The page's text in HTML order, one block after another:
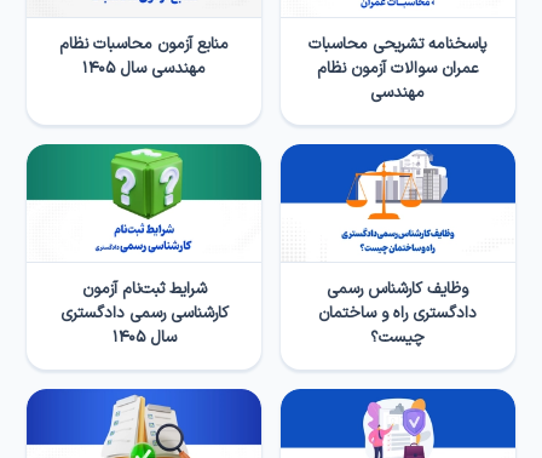
پاسخنامه تشریحی محاسبات
عمران سوالات آزمون نظام
مهندسی
منابع آزمون محاسبات نظام
مهندسی سال ۱۴۰۵
وظایف کارشناس رسمی
دادگستری راه و ساختمان
چیست؟
شرایط ثبت‌نام آزمون
کارشناسی رسمی دادگستری
سال ۱۴۰۵